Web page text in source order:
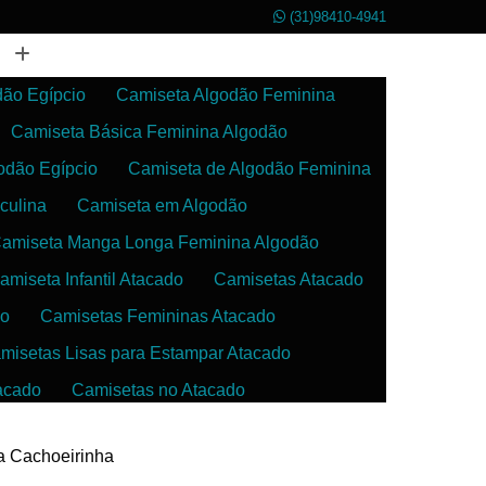
(31)98410-4941
Egípcio
Camiseta Algodão Feminina
Camiseta Básica Feminina Algodão
Egípcio
Camiseta de Algodão Feminina
Camiseta em Algodão
Manga Longa Feminina Algodão
Infantil Atacado
Camisetas Atacado
Camisetas Femininas Atacado
Lisas para Estampar Atacado
Camisetas no Atacado
Confecção de Roupas
Cachoeirinha